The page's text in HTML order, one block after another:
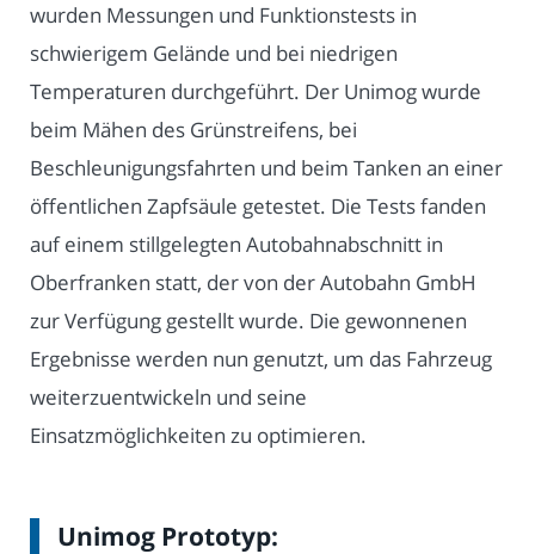
wurden Messungen und Funktionstests in
schwierigem Gelände und bei niedrigen
Temperaturen durchgeführt. Der Unimog wurde
beim Mähen des Grünstreifens, bei
Beschleunigungsfahrten und beim Tanken an einer
öffentlichen Zapfsäule getestet. Die Tests fanden
auf einem stillgelegten Autobahnabschnitt in
Oberfranken statt, der von der Autobahn GmbH
zur Verfügung gestellt wurde. Die gewonnenen
Ergebnisse werden nun genutzt, um das Fahrzeug
weiterzuentwickeln und seine
Einsatzmöglichkeiten zu optimieren.
Unimog Prototyp: